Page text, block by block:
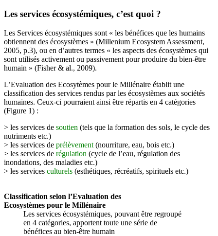
Les services écosystémiques, c’est quoi ?
Les Services écosystémiques sont « les bénéfices que les humains
obtiennent des écosystèmes » (Millenium Ecosystem Assessment,
2005, p.3), ou en d’autres termes « les aspects des écosystèmes qui
sont utilisés activement ou passivement pour produire du bien-être
humain » (Fisher & al., 2009).
L’Evaluation des Ecosytèmes pour le Millénaire établit une
classification des services rendus par les écosystèmes aux sociétés
humaines. Ceux-ci pourraient ainsi être répartis en 4 catégories
(Figure 1) :
> les services de soutien (tels que la formation des sols, le cycle des
nutriments etc.)
> les services de prélèvement (nourriture, eau, bois etc.)
> les services de régulation (cycle de l’eau, régulation des
inondations, des maladies etc.)
> les services culturels (esthétiques, récréatifs, spirituels etc.)
Classification selon l’Evaluation des
Ecosystèmes pour le Millénaire
Les services écosystémiques, pouvant être regroupé
en 4 catégories, apportent toute une série de
bénéfices au bien-être humain